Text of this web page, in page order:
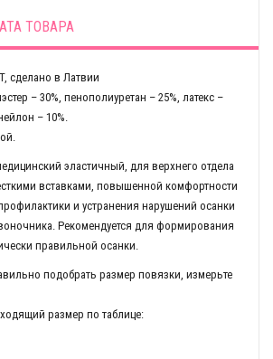
ТОВАРА
сделано в Латвии
– 30%, пенополиуретан – 25%, латекс –
– 10%.
эластичный, для верхнего отдела
вставками, повышенной комфортности
и устранения нарушений осанки
Рекомендуется для формирования
правильной осанки.
подобрать размер повязки, измерьте
размер по таблице: